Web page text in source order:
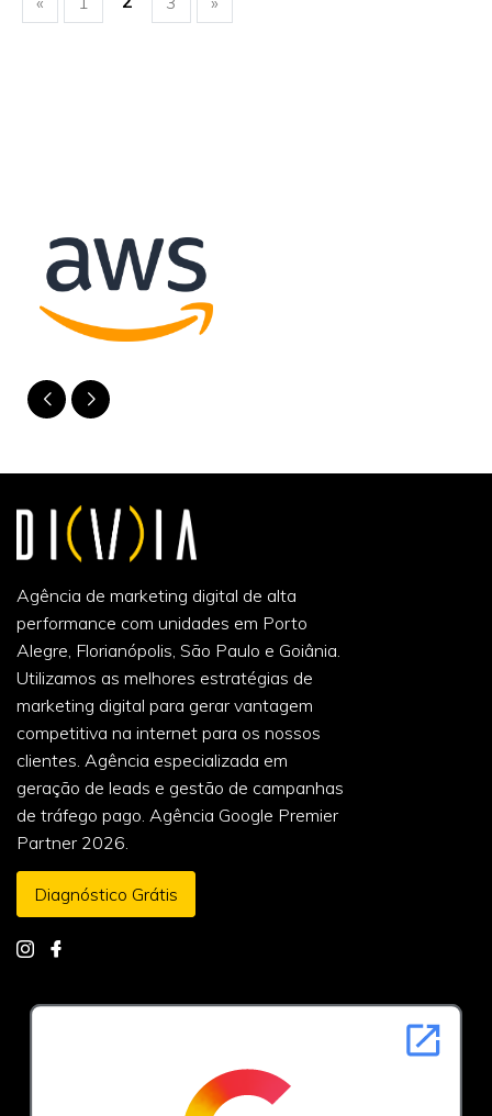
Agência de marketing digital de alta
performance com unidades em Porto
Alegre, Florianópolis, São Paulo e Goiânia.
Utilizamos as melhores estratégias de
marketing digital para gerar vantagem
competitiva na internet para os nossos
clientes. Agência especializada em
geração de leads e gestão de campanhas
de tráfego pago. Agência Google Premier
Partner 2026.
Diagnóstico Grátis